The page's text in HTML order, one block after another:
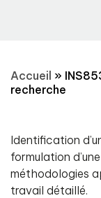
Accueil »
recherche
Identification
formulation
méthodologies
travail détaillé.